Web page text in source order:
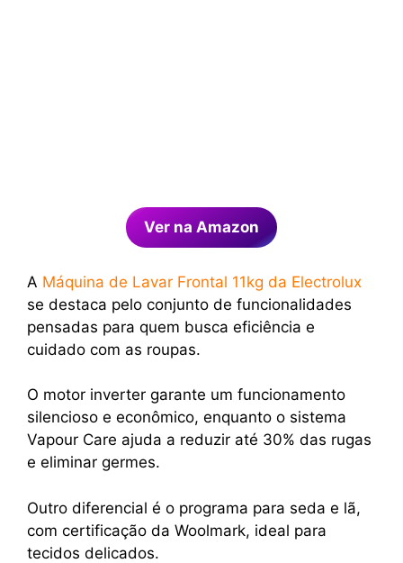
Ver na Amazon
A Máquina de Lavar Frontal 11kg da Electrolux
se destaca pelo conjunto de funcionalidades
pensadas para quem busca eficiência e
cuidado com as roupas.
O motor inverter garante um funcionamento
silencioso e econômico, enquanto o sistema
Vapour Care ajuda a reduzir até 30% das rugas
e eliminar germes.
Outro diferencial é o programa para seda e lã,
com certificação da Woolmark, ideal para
tecidos delicados.